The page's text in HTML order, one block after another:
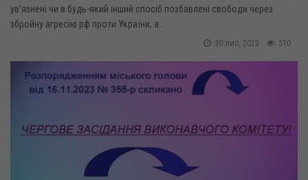
ув’язнені чи в будь-який інший спосіб позбавлені свободи через
збройну агресію рф проти України, а...
510
30 лис, 2023